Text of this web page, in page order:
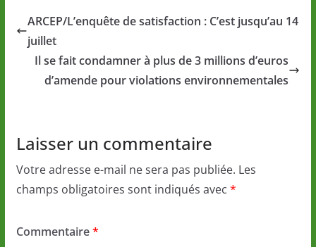
ARCEP/L’enquête de satisfaction : C’est jusqu’au 14
juillet
Il se fait condamner à plus de 3 millions d’euros
d’amende pour violations environnementales
Laisser un commentaire
Votre adresse e-mail ne sera pas publiée. Les
champs obligatoires sont indiqués avec *
Commentaire*